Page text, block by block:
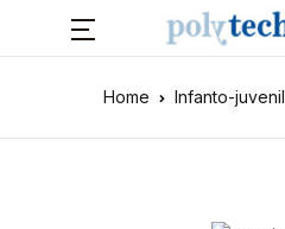
Home Infanto-juvenil